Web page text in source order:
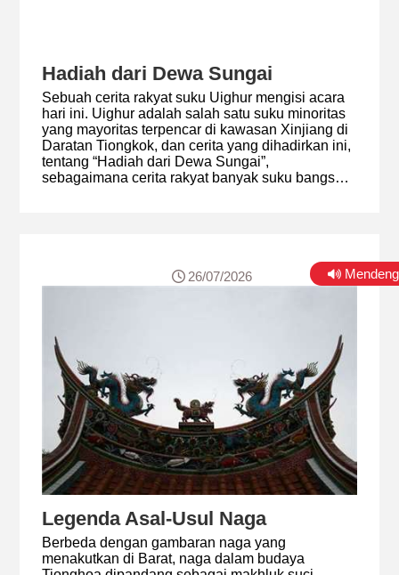
Hadiah dari Dewa Sungai
Sebuah cerita rakyat suku Uighur mengisi acara
hari ini. Uighur adalah salah satu suku minoritas
yang mayoritas terpencar di kawasan Xinjiang di
Daratan Tiongkok, dan cerita yang dihadirkan ini,
tentang “Hadiah dari Dewa Sungai”,
sebagaimana cerita rakyat banyak suku bangsa
Legenda Asal-Usul Naga
Berbeda dengan gambaran naga yang
menakutkan di Barat, naga dalam budaya
26/07/2026